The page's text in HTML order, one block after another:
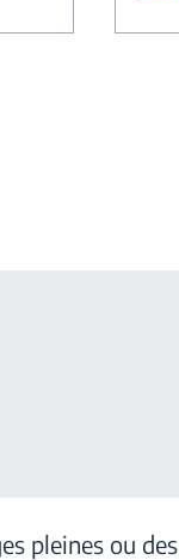
pleines ou